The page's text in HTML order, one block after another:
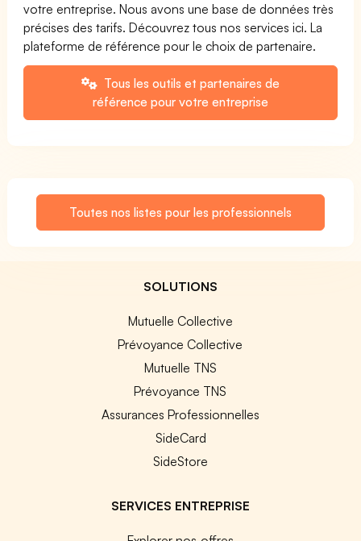
votre entreprise. Nous avons une base de données très
précises des tarifs. Découvrez tous nos services ici. La
plateforme de référence pour le choix de partenaire.
Tous les outils et partenaires de
référence pour votre entreprise
Toutes nos listes pour les professionnels
SOLUTIONS
Mutuelle Collective
Prévoyance Collective
Mutuelle TNS
Prévoyance TNS
Assurances Professionnelles
SideCard
SideStore
SERVICES ENTREPRISE